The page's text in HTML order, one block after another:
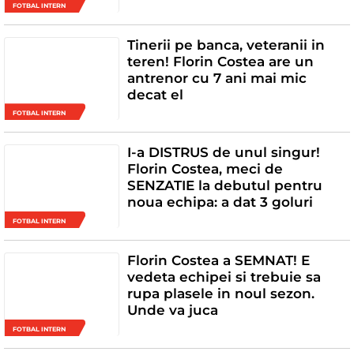
FOTBAL INTERN
FOTBAL INTERN
Tinerii pe banca, veteranii in
teren! Florin Costea are un
antrenor cu 7 ani mai mic
decat el
FOTBAL INTERN
I-a DISTRUS de unul singur!
Florin Costea, meci de
SENZATIE la debutul pentru
noua echipa: a dat 3 goluri
FOTBAL INTERN
Florin Costea a SEMNAT! E
vedeta echipei si trebuie sa
rupa plasele in noul sezon.
Unde va juca